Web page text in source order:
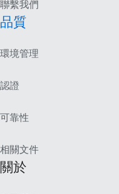
聯繫我們
品質
環境管理
認證
可靠性
相關文件
關於